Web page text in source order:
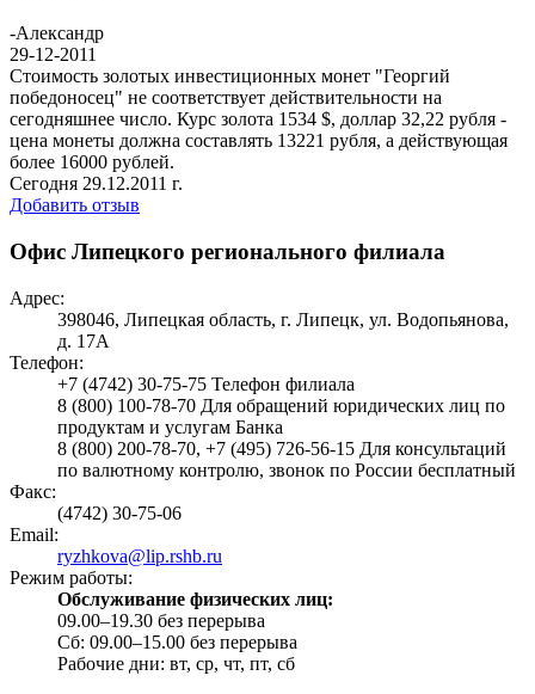
-Александр
29-12-2011
Стоимость золотых инвестиционных монет "Георгий
победоносец" не соответствует действительности на
сегодняшнее число. Курс золота 1534 $, доллар 32,22 рубля -
цена монеты должна составлять 13221 рубля, а действующая
более 16000 рублей.
Сегодня 29.12.2011 г.
Добавить отзыв
Офис Липецкого регионального филиала
Адрес:
398046, Липецкая область, г. Липецк, ул. Водопьянова,
д. 17А
Телефон:
+7 (4742) 30-75-75 Телефон филиала
8 (800) 100-78-70 Для обращений юридических лиц по
продуктам и услугам Банка
8 (800) 200-78-70, +7 (495) 726-56-15 Для консультаций
по валютному контролю, звонок по России бесплатный
Факс:
(4742) 30-75-06
Email:
ryzhkova@lip.rshb.ru
Режим работы:
Обслуживание физических лиц:
09.00–19.30 без перерыва
Сб: 09.00–15.00 без перерыва
Рабочие дни: вт, ср, чт, пт, сб